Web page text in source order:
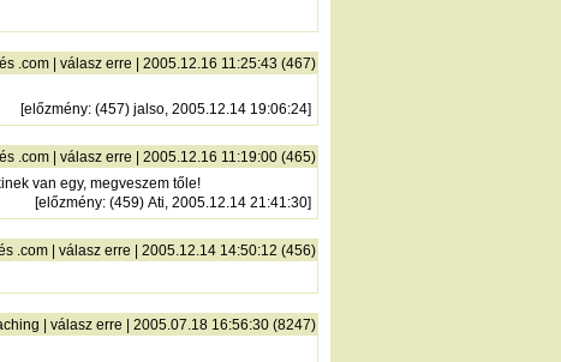
.com válasz erre | 2005.12.16 11:25:43 (467)
[előzmény: (457) jalso, 2005.12.14 19:06:24]
.com válasz erre | 2005.12.16 11:19:00 (465)
van egy, megveszem tőle!
[előzmény: (459) Ati, 2005.12.14 21:41:30]
.com válasz erre | 2005.12.14 14:50:12 (456)
válasz erre | 2005.07.18 16:56:30 (8247)